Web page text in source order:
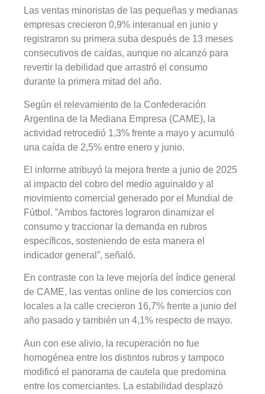
Las ventas minoristas de las pequeñas y medianas
empresas crecieron 0,9% interanual en junio y
registraron su primera suba después de 13 meses
consecutivos de caídas, aunque no alcanzó para
revertir la debilidad que arrastró el consumo
durante la primera mitad del año.
Según el relevamiento de la Confederación
Argentina de la Mediana Empresa (CAME), la
actividad retrocedió 1,3% frente a mayo y acumuló
una caída de 2,5% entre enero y junio.
El informe atribuyó la mejora frente a junio de 2025
al impacto del cobro del medio aguinaldo y al
movimiento comercial generado por el Mundial de
Fútbol. ”Ambos factores lograron dinamizar el
consumo y traccionar la demanda en rubros
específicos, sosteniendo de esta manera el
indicador general”, señaló.
En contraste con la leve mejoría del índice general
de CAME, las ventas online de los comercios con
locales a la calle crecieron 16,7% frente a junio del
año pasado y también un 4,1% respecto de mayo.
Aun con ese alivio, la recuperación no fue
homogénea entre los distintos rubros y tampoco
modificó el panorama de cautela que predomina
entre los comerciantes. La estabilidad desplazó